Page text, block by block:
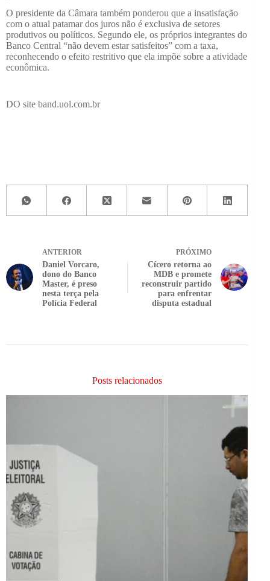
O presidente da Câmara também ponderou que a insatisfação
com o atual patamar dos juros não é exclusiva de setores
produtivos ou políticos. Segundo ele, os próprios integrantes do
Banco Central “não devem estar satisfeitos” com a taxa,
reconhecendo o efeito restritivo que ela impõe sobre a atividade
econômica.
DO site band.uol.com.br
ANTERIOR
Daniel Vorcaro,
dono do Banco
Master, é preso
nesta terça pela
Polícia Federal
PRÓXIMO
Cícero retorna ao
MDB e promete
reconstruir partido
para enfrentar
disputa estadual
Posts relacionados